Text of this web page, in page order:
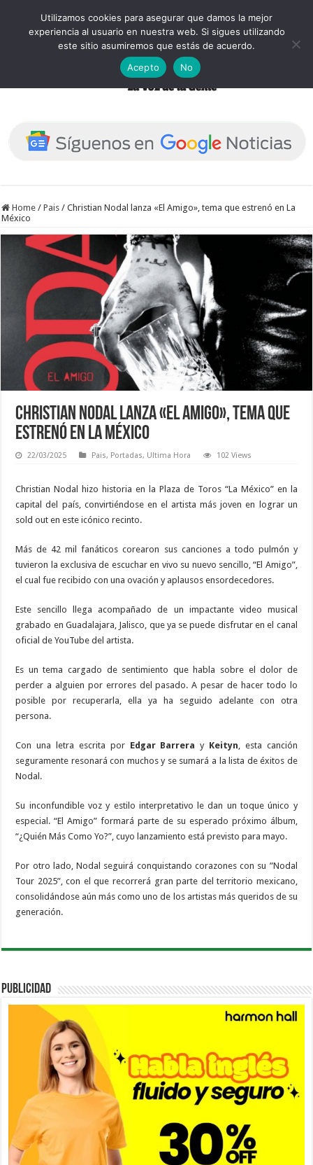
Home / Pais / Christian Nodal lanza «El Amigo», tema que estrenó en La
México
Christian Nodal lanza «El Amigo», tema que
estrenó en La México
22/03/2025 Pais, Portadas, Ultima Hora 102 Views
Christian Nodal hizo historia en la Plaza de Toros “La México” en la
capital del país, convirtiéndose en el artista más joven en lograr un
sold out en este icónico recinto.
Más de 42 mil fanáticos corearon sus canciones a todo pulmón y
tuvieron la exclusiva de escuchar en vivo su nuevo sencillo, “El Amigo”,
el cual fue recibido con una ovación y aplausos ensordecedores.
Este sencillo llega acompañado de un impactante video musical
grabado en Guadalajara, Jalisco, que ya se puede disfrutar en el canal
oficial de YouTube del artista.
Es un tema cargado de sentimiento que habla sobre el dolor de
perder a alguien por errores del pasado. A pesar de hacer todo lo
posible por recuperarla, ella ya ha seguido adelante con otra
persona.
Con una letra escrita por Edgar Barrera y Keityn , esta canción
seguramente resonará con muchos y se sumará a la lista de éxitos de
Nodal.
Su inconfundible voz y estilo interpretativo le dan un toque único y
especial. “El Amigo” formará parte de su esperado próximo álbum,
“¿Quién Más Como Yo?”, cuyo lanzamiento está previsto para mayo.
Por otro lado, Nodal seguirá conquistando corazones con su ”Nodal
Tour 2025”, con el que recorrerá gran parte del territorio mexicano,
consolidándose aún más como uno de los artistas más queridos de su
generación.
PUBLICIDAD
Utilizamos cookies para asegurar que damos la mejor
experiencia al usuario en nuestra web. Si sigues utilizando
este sitio asumiremos que estás de acuerdo.
Acepto
No